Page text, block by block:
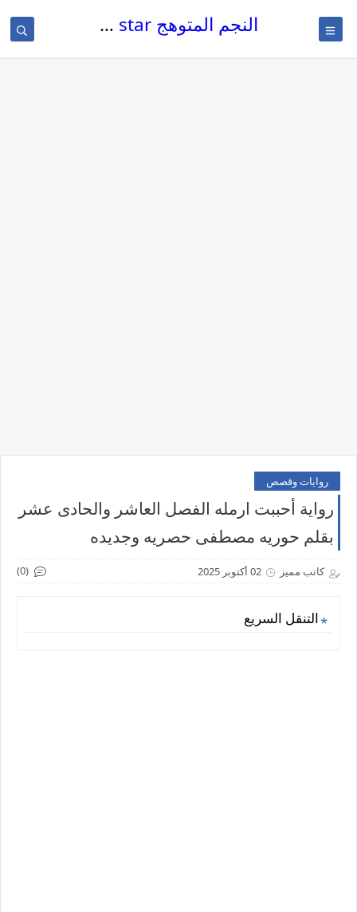
النجم المتوهج The glowing star
روايات وقصص
رواية أحببت ارمله الفصل العاشر والحادى عشر
بقلم حوريه مصطفى حصريه وجديده
كاتب مميز 02 أكتوبر 2025 (0)
التنقل السريع